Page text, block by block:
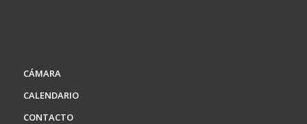
CÁMARA
CALENDARIO
CONTACTO